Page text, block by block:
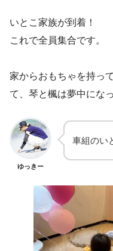
いとこ家族が到着！
これで全員集合です。
家からおもちゃを持っ
て、琴と楓は夢中にな
ゆっきー
車組のい